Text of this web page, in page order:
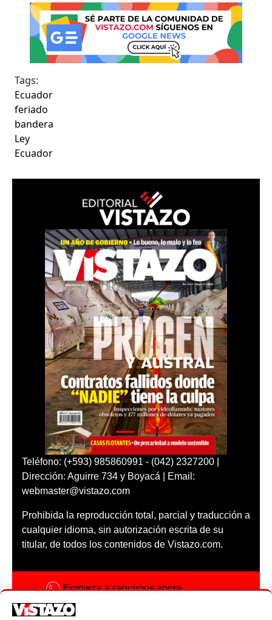
Tags:
Ecuador
feriado
bandera
Ley
Ecuador
Teléfono: (+593) 985860991 - (042) 2327200 |
Dirección: Aguirre 734 y Boyacá | Email:
webmaster@vistazo.com
Prohibida la reproducción total, parcial y traducción a
cualquier idioma, sin autorización escrita de su
titular, de todos los contenidos de Vistazo.com.
Empieza a seguirnos ahora